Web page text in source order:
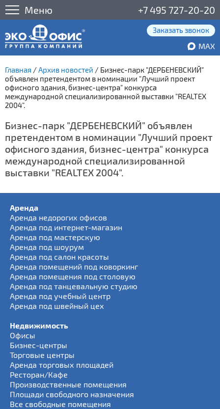
Меню +7 495 727-20-20
Заказать звонок
MAX
Главная /Архив новостей / Бизнес-парк "ДЕРБЕНЕВСКИЙ"
объявлен претендентом в номинации "Лучший проект
офисного здания, бизнес-центра" конкурса
международной специализированной выставки "REALTEX
2004".
Бизнес-парк "ДЕРБЕНЕВСКИЙ" объявлен
претендентом в номинации "Лучший проект
офисного здания, бизнес-центра" конкурса
международной специализированной
выставки "REALTEX 2004".
Аренда
Аренда недорогих офисов
Аренда под интернет-магазин
Аренда под мастерскую
Аренда под шоурум
Аренда под салон красоты
Аренда помещений под коворкинг
Аренда помещения под столовую
Аренда под танцевальную студию
Аренда под учебный центр
Аренда под швейный цех
Недвижимость
Офисы
Бизнес-центры
Торговые центры
Аренда торговых площадей
Ресторан/Кафе
Производственные помещения
Площади свободного назначения
Все свободные помещения